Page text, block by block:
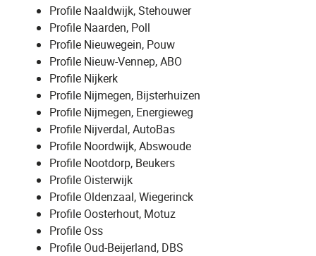
Profile Naaldwijk, Stehouwer
Profile Naarden, Poll
Profile Nieuwegein, Pouw
Profile Nieuw-Vennep, ABO
Profile Nijkerk
Profile Nijmegen, Bijsterhuizen
Profile Nijmegen, Energieweg
Profile Nijverdal, AutoBas
Profile Noordwijk, Abswoude
Profile Nootdorp, Beukers
Profile Oisterwijk
Profile Oldenzaal, Wiegerinck
Profile Oosterhout, Motuz
Profile Oss
Profile Oud-Beijerland, DBS